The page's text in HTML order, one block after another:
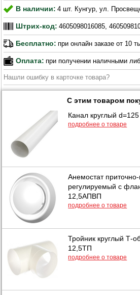
В наличии: 4 шт. Кунгур, ул.
Штрих-код: 4605098016085,
Бесплатно: при онлайн заказе от 10
Оплата: при получении наличными
Нашли ошибку в карточке товара?
С этим товаром
Канал круглый
подробнее о товаре
Анемостат
регулируемый с
12,5АПВП
подробнее о товаре
Тройник круглый Т-
12,5ТП
подробнее о товаре